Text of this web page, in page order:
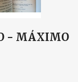
- MÁXIMO